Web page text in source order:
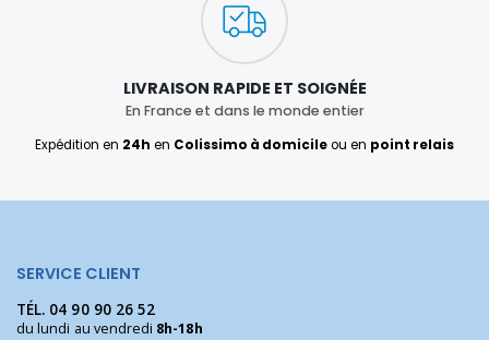
LIVRAISON RAPIDE ET SOIGNÉE
En France et dans le monde entier
Expédition en 24h en Colissimo à domicileou en point relais
SERVICE CLIENT
TÉL. 04 90 90 26 52
du lundi au vendredi 8h-18h